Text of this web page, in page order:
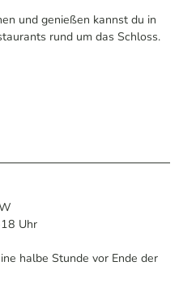
und genießen kannst du in
rund um das Schloss.
Uhr
halbe Stunde vor Ende der